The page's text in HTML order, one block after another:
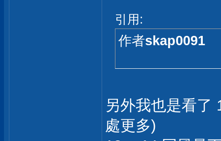
引用:
作者skap0091
另外我也是看了
處更多)